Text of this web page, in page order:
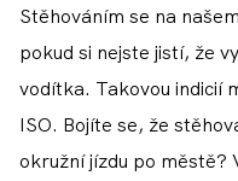
Stěhováním se na
pokud si nejste jistí, že
vodítka. Takovou indicií
ISO. Bojíte se, že
okružní jízdu po městě?